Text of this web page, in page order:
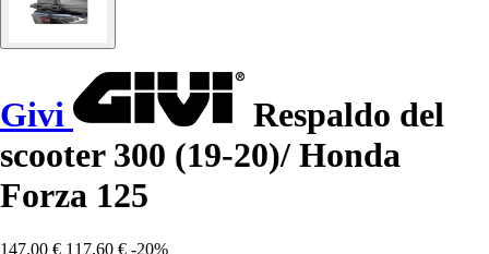
Givi
Respaldo del
scooter 300 (19-20)/ Honda
Forza 125
147,00 € 117,60 € -20%